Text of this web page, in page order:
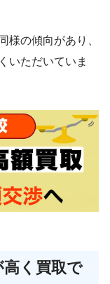
様の傾向があり、
いただいていま
く買取で